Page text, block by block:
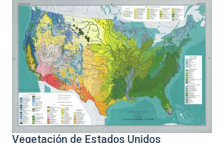
Vegetación de Estados Unidos